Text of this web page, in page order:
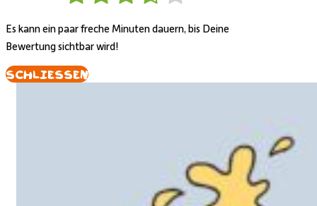
Es kann ein paar freche Minuten dauern, bis Deine
Bewertung sichtbar wird!
Schliessen